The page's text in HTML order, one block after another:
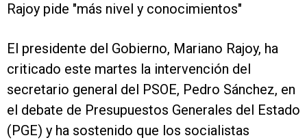
Rajoy pide "más nivel y conocimientos"
El presidente del Gobierno, Mariano Rajoy, ha
criticado este martes la intervención del
secretario general del PSOE, Pedro Sánchez, en
el debate de Presupuestos Generales del Estado
(PGE) y ha sostenido que los socialistas